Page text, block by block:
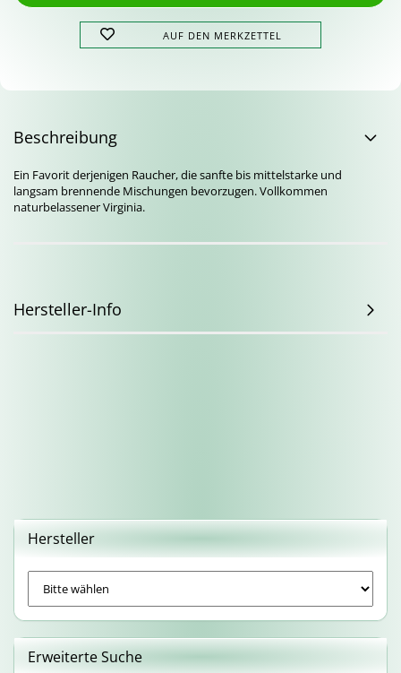
AUF DEN MERKZETTEL
Beschreibung
Ein Favorit derjenigen Raucher, die sanfte bis mittelstarke und
langsam brennende Mischungen bevorzugen. Vollkommen
naturbelassener Virginia.
Hersteller-Info
Hersteller
Erweiterte Suche